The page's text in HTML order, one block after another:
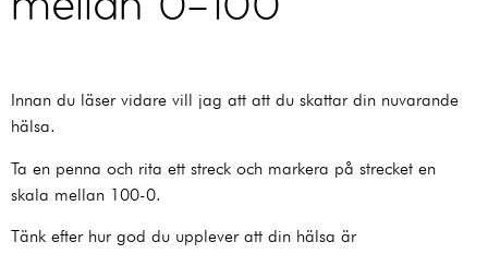
Innan du läser vidare vill jag att att du skattardin nuvarande
hälsa.
Ta en penna och rita ett streck och markera på strecket en
skala mellan 100-0.
Tänk efter hur god du upplever att din hälsa är